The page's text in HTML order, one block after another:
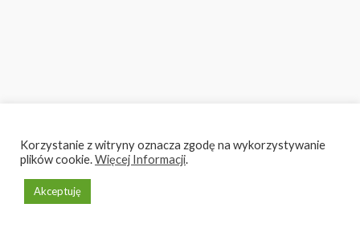
Korzystanie z witryny oznacza zgodę na wykorzystywanie
plików cookie.Więcej Informacji.
Akceptuję